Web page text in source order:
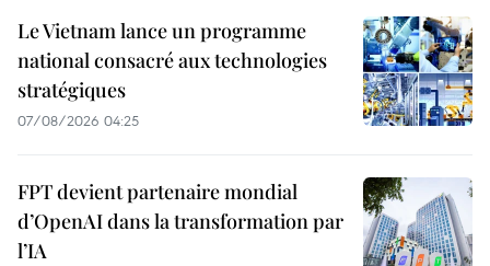
Le Vietnam lance un programme
national consacré aux technologies
stratégiques
07/08/2026 04:25
FPT devient partenaire mondial
d’OpenAI dans la transformation par
l’IA